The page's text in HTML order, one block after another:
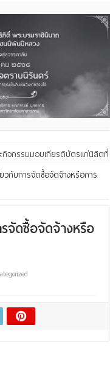
กิจกรรมมอบเกียรติบัตรแก่นิสิ
เดือน ๘ ถวายเทียนพรรษา ๒
วกับการจัดซื้อจัดจ้างหรือการ
จัดซื้อจัดจ้างหรือ